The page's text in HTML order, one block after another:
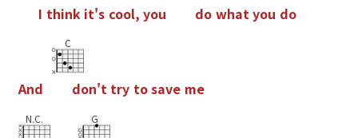
I think it's cool, you do whatyou do
And
C
don't try tosave me
N.C. G